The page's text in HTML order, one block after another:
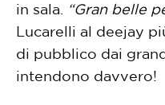
in sala.
“Gran belle
Lucarelli al deejay
di pubblico dai
intendono davvero!